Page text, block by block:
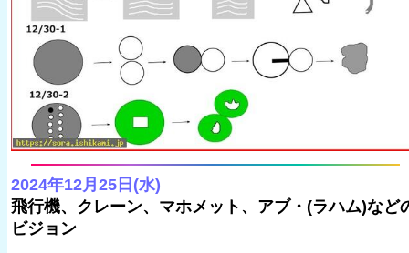
2024年12月25日(水)
飛行機、クレーン、マホメット、アブ・(ラハム)など
ビジョン